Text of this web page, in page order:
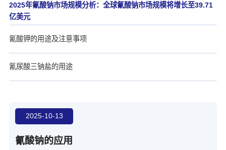
2025年氰酸钠市场规模分析：全球氰酸钠市场规模将增长至39.71
亿美元
氰酸钾的用途及注意事项
氰尿酸三钠盐的用途
2025-10-13
氰酸钠的应用